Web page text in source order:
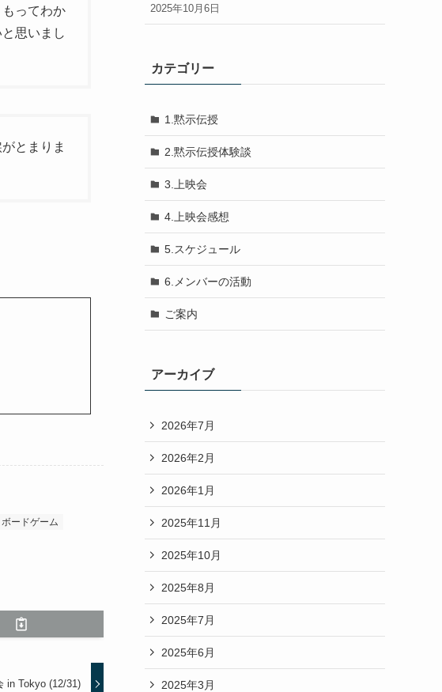
ってわか
思いまし
とまりま
ボードゲーム
in Tokyo (12/31)
2025年10月6日
カテゴリー
1.黙示伝授
2.黙示伝授体験談
3.上映会
4.上映会感想
5.スケジュール
6.メンバーの活動
ご案内
アーカイブ
2026年7月
2026年2月
2026年1月
2025年11月
2025年10月
2025年8月
2025年7月
2025年6月
2025年3月